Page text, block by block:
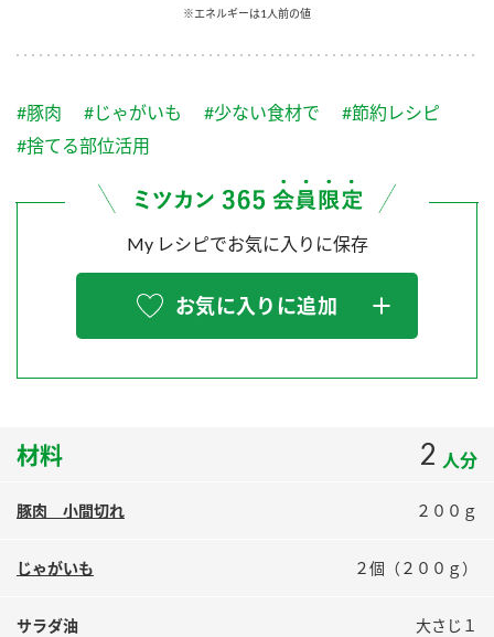
納豆のサイト
PIN印
三ツ判山吹
スペシャルサイト
お酢を知ろう！
すしラボ
ぽん酢サワー
鍋奉行マニュアル
ミツカンのCM
人気商品 ＋ おすすめレシピ
ZENB initiative
各部門が大切にしていること
お客様相談センター
お客様の声をいかしました
販売終了製品のご案内
よくあるご質問
地図から取り扱い店舗を探す
※エネルギーは1人前の値
#豚肉 #じゃがいも #少ない食材で
#節約レシピ
#捨てる部位活用
My レシピでお気に入りに保存
お気に入りに追加
材料 2 人分
豚肉 小間切れ ２００ｇ
じゃがいも ２個（２００ｇ）
サラダ油 大さじ１